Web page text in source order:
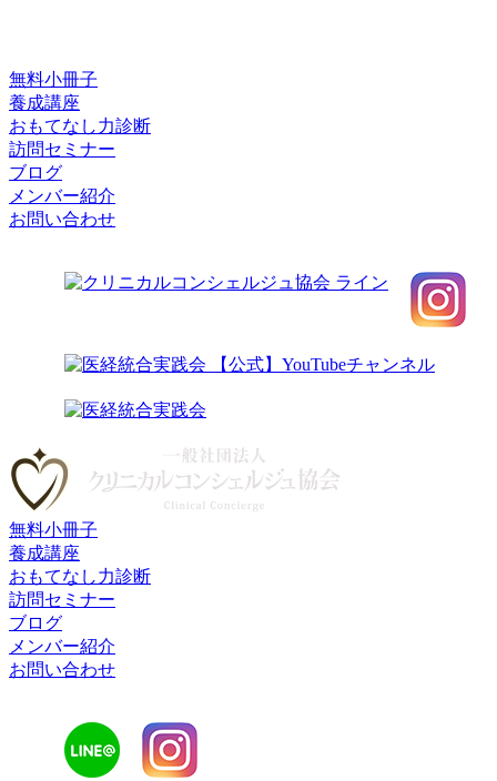
無料小冊子
養成講座
おもてなし力診断
訪問セミナー
ブログ
メンバー紹介
お問い合わせ
無料小冊子
養成講座
おもてなし力診断
訪問セミナー
ブログ
メンバー紹介
お問い合わせ